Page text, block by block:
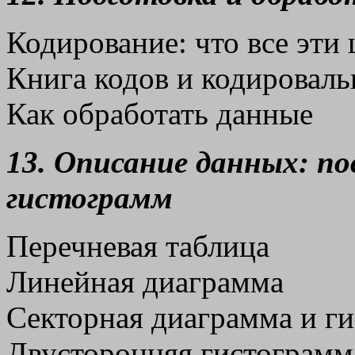
Кодирование: что все эти
Книга кодов и
Как обработать данные
13. Описание данных:
гистограмм
Перечневая таблица
Линейная диаграмма
Секторная диаграмма и